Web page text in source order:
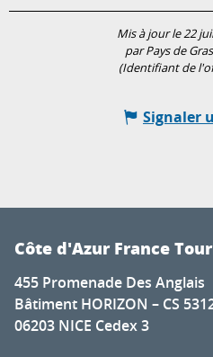
Mis à jour le 22
par Pays de
(Identifiant de
Signaler
Côte d'Azur France
455 Promenade Des Anglais
Bâtiment HORIZON – CS
06203 NICE Cedex 3